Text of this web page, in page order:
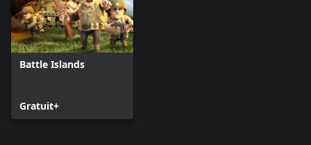
Battle Islands
Gratuit+